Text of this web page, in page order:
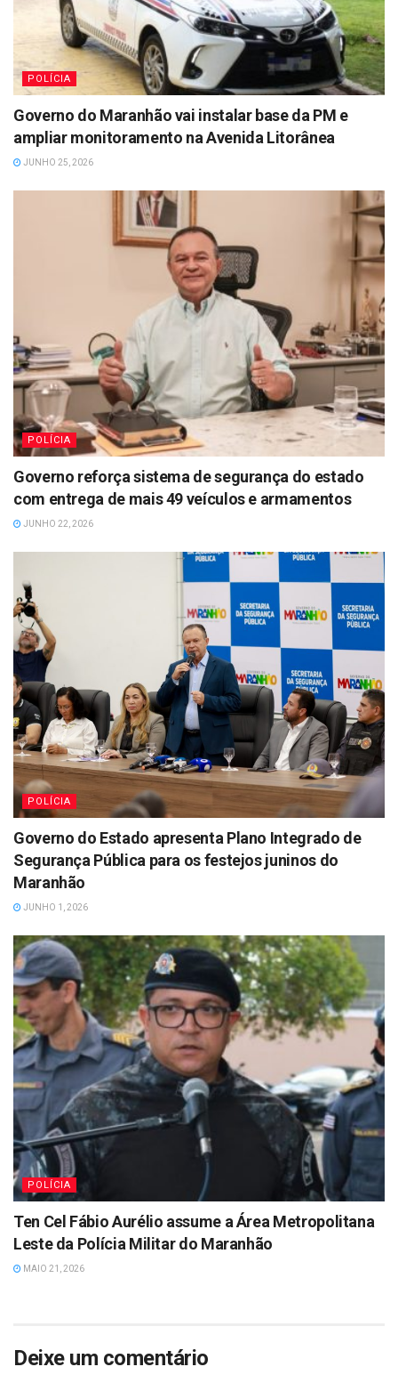
POLÍCIA
Governo do Maranhão vai instalar base da PM e
ampliar monitoramento na Avenida Litorânea
JUNHO 25, 2026
POLÍCIA
Governo reforça sistema de segurança do estado
com entrega de mais 49 veículos e armamentos
JUNHO 22, 2026
POLÍCIA
Governo do Estado apresenta Plano Integrado de
Segurança Pública para os festejos juninos do
Maranhão
JUNHO 1, 2026
POLÍCIA
Ten Cel Fábio Aurélio assume a Área Metropolitana
Leste da Polícia Militar do Maranhão
MAIO 21, 2026
Deixe um comentário